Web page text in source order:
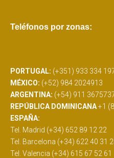
Teléfonos por zonas:
PORTUGAL: (+351) 933 334
MÉXICO: (+52) 984 2024913
ARGENTINA: (+54) 911
REPÚBLICA DOMINICANA+1
ESPAÑA:
Tel. Madrid (+34) 652 89 12 22
Tel. Barcelona (+34) 622 40 31
Tel. Valencia (+34) 615 67 52 61